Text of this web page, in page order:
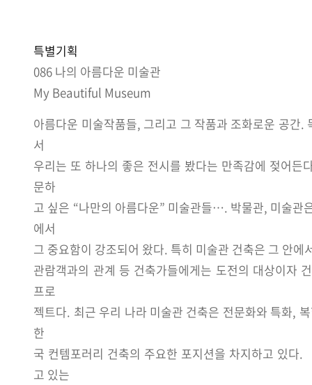
특별기획
086 나의 아름다운 미술관
My Beautiful Museum
아름다운 미술작품들, 그리고 그 작품과 조화로운 공간.
서
우리는 또 하나의 좋은 전시를 봤다는 만족감에 젖어든
문하
고 싶은 “나만의 아름다운” 미술관들…. 박물관, 미술관
에서
그 중요함이 강조되어 왔다. 특히 미술관 건축은 그 안
관람객과의 관계 등 건축가들에게는 도전의 대상이자
프로
젝트다. 최근 우리 나라 미술관 건축은 전문화와 특화,
한
국 컨템포러리 건축의 주요한 포지션을 차지하고 있다
고 있는